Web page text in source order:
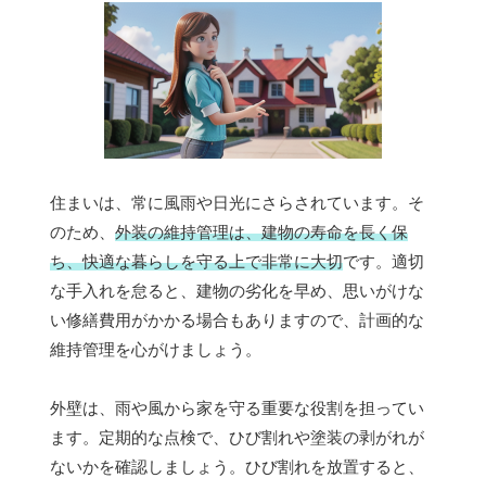
住まいは、常に風雨や日光にさらされています。そ
のため、 外装の維持管理は、建物の寿命を長く保
ち、快適な暮らしを守る上で非常に大切です。適切
な手入れを怠ると、建物の劣化を早め、思いがけな
い修繕費用がかかる場合もありますので、計画的な
維持管理を心がけましょう。
外壁は、雨や風から家を守る重要な役割を担ってい
ます。定期的な点検で、ひび割れや塗装の剥がれが
ないかを確認しましょう。ひび割れを放置すると、